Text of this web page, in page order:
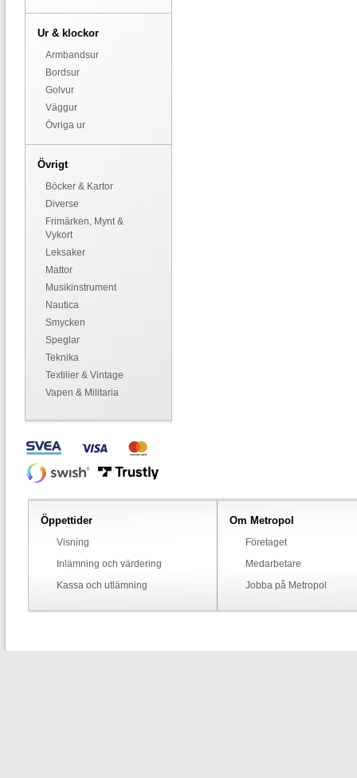
Ur & klockor
Armbandsur
Bordsur
Golvur
Väggur
Övriga ur
Övrigt
Böcker & Kartor
Diverse
Frimärken, Mynt &
Vykort
Leksaker
Mattor
Musikinstrument
Nautica
Smycken
Speglar
Teknika
Textilier & Vintage
Vapen & Militaria
Öppettider
Visning
Inlämning och värdering
Kassa och utlämning
Om Metropol
Företaget
Medarbetare
Jobba på Metropol